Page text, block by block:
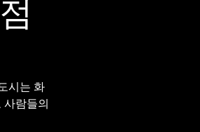
시는 화
사람들의